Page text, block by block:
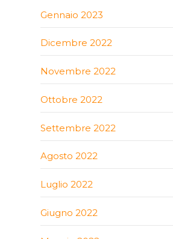
Gennaio 2023
Dicembre 2022
Novembre 2022
Ottobre 2022
Settembre 2022
Agosto 2022
Luglio 2022
Giugno 2022